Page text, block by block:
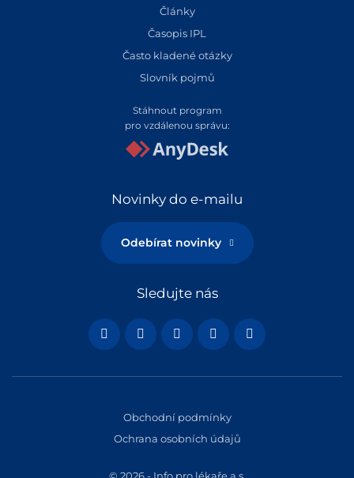
Články
Časopis IPL
Často kladené otázky
Slovník pojmů
Stáhnout program
pro vzdálenou správu:
Novinky do e-mailu
Odebírat novinky
Sledujte nás
Obchodní podmínky
Ochrana osobních údajů